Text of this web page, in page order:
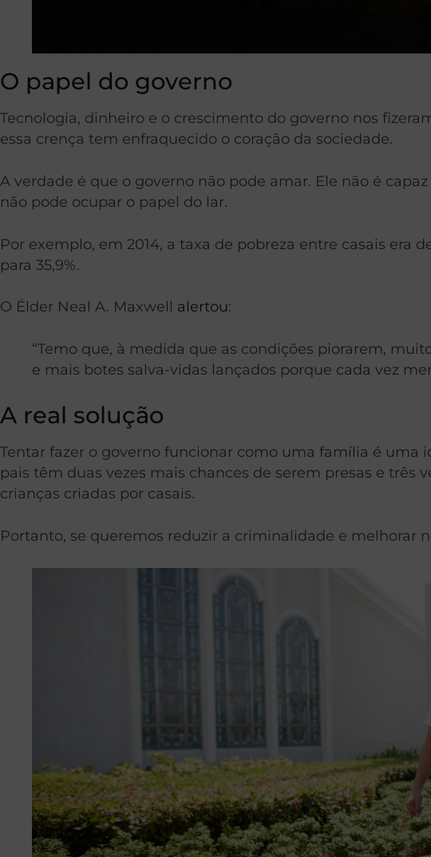
O papel do governo
Tecnologia, dinheiro e o crescimento do governo nos
essa crença tem enfraquecido o coração da sociedade.
A verdade é que o governo não pode amar. Ele não é
não pode ocupar o papel do lar.
Por exemplo, em 2014, a taxa de pobreza entre casais era
para 35,9%.
O Élder Neal A. Maxwell alertou:
“Temo que, à medida que as condições piorarem,
e mais botes salva-vidas lançados porque cada vez
A real solução
Tentar fazer o governo funcionar como uma família é uma
pais têm duas vezes mais chances de serem presas e três
crianças criadas por casais.
Portanto, se queremos reduzir a criminalidade e melhorar